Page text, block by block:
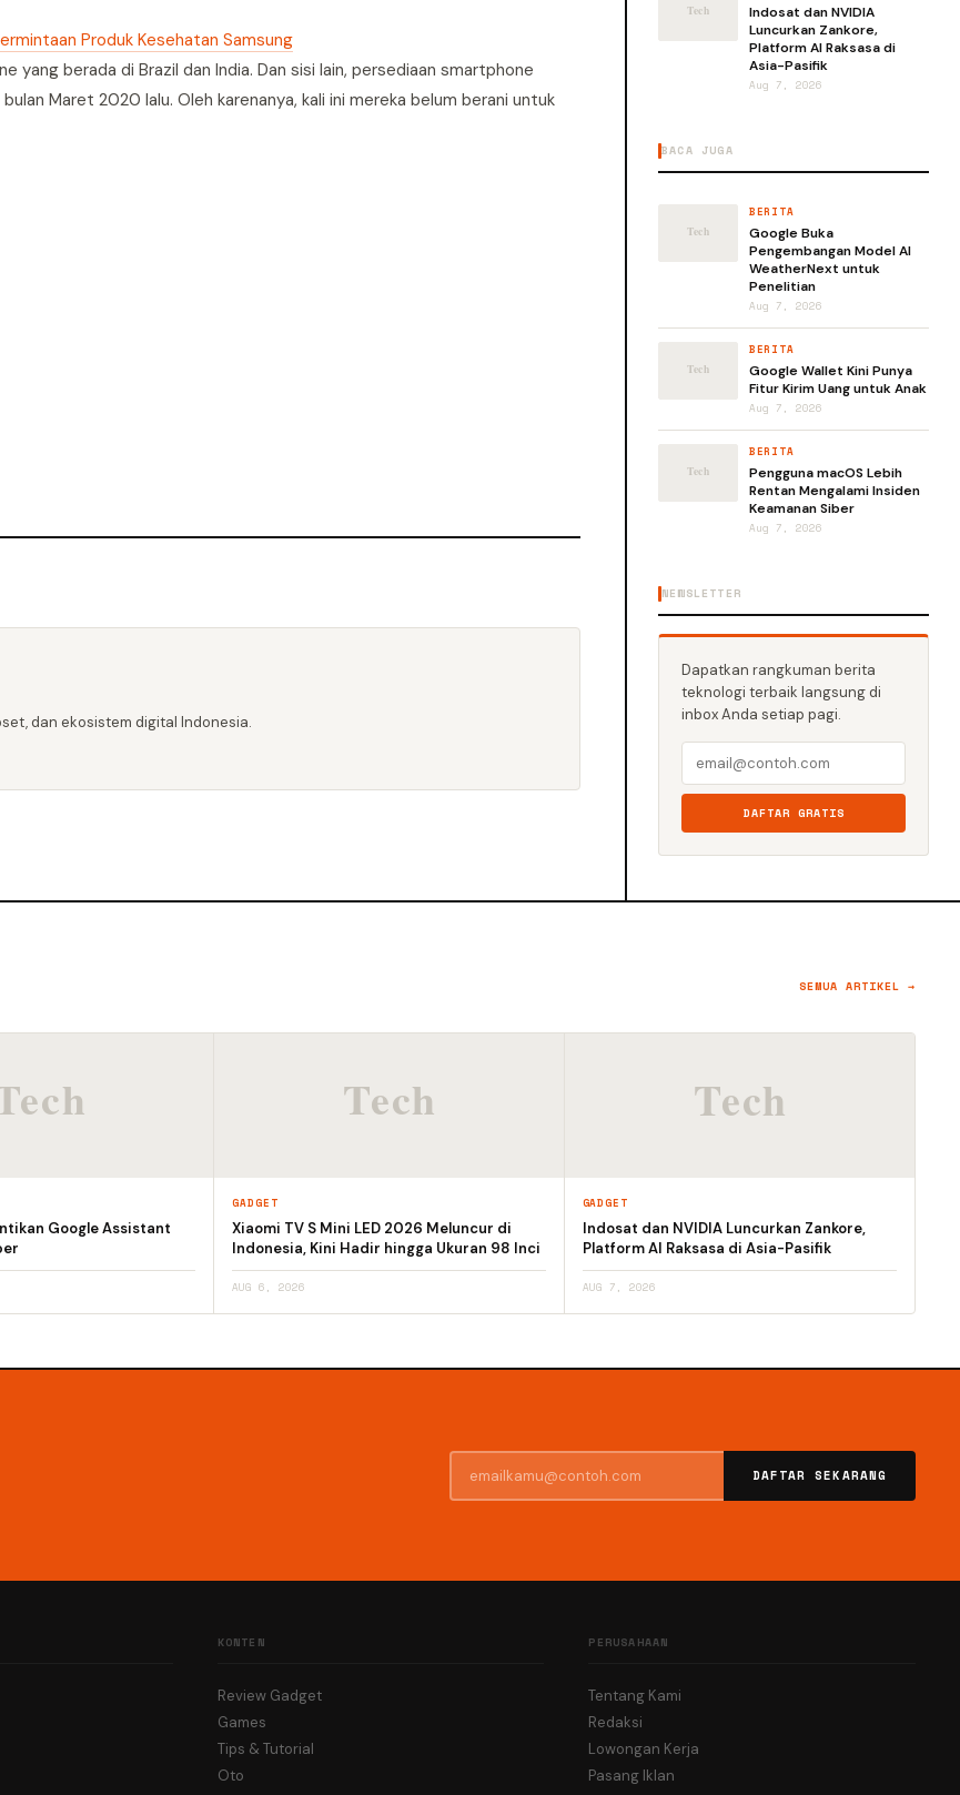
Produk Kesehatan Samsung
yang berada di Brazil dan India. Dan sisi lain, persediaan smartphone
Maret 2020 lalu. Oleh karenanya, kali ini mereka belum berani untuk
dan ekosistem digital Indonesia.
Indosat dan NVIDIA
Luncurkan Zankore,
Platform AI Raksasa di
Asia-Pasifik
Aug 7, 2026
BACA JUGA
BERITA
Google Buka
Pengembangan Model AI
WeatherNext untuk
Penelitian
Aug 7, 2026
BERITA
Google Wallet Kini Punya
Fitur Kirim Uang untuk Anak
Aug 7, 2026
BERITA
Pengguna macOS Lebih
Rentan Mengalami Insiden
Keamanan Siber
Aug 7, 2026
NEWSLETTER
Dapatkan rangkuman berita
teknologi terbaik langsung di
inbox Anda setiap pagi.
DAFTAR GRATIS
SEMUA ARTIKEL →
Google Assistant
GADGET
Xiaomi TV S Mini LED 2026 Meluncur di
Indonesia, Kini Hadir hingga Ukuran 98 Inci
AUG 6, 2026
GADGET
Indosat dan NVIDIA Luncurkan Zankore,
Platform AI Raksasa di Asia-Pasifik
AUG 7, 2026
DAFTAR SEKARANG
KONTEN
Review Gadget
Games
Tips & Tutorial
Oto
PERUSAHAAN
Tentang Kami
Redaksi
Lowongan Kerja
Pasang Iklan